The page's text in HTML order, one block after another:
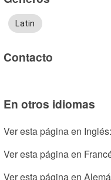
Latin
Contacto
En otros idiomas
Ver esta página en Inglés:
Ver esta página en
Ver esta página en